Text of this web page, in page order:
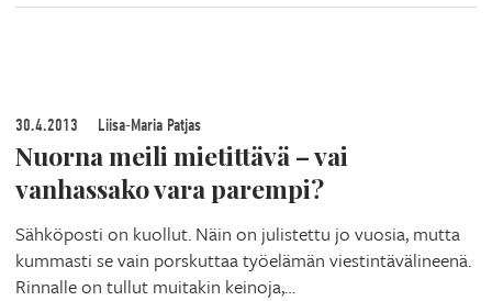
30.4.2013 Liisa-Maria Patjas
Nuorna meili mietittävä – vai
vanhassako vara parempi?
Sähköposti on kuollut. Näin on julistettu jo vuosia, mutta
kummasti se vain porskuttaa työelämän viestintävälineenä.
Rinnalle on tullut muitakin keinoja,…